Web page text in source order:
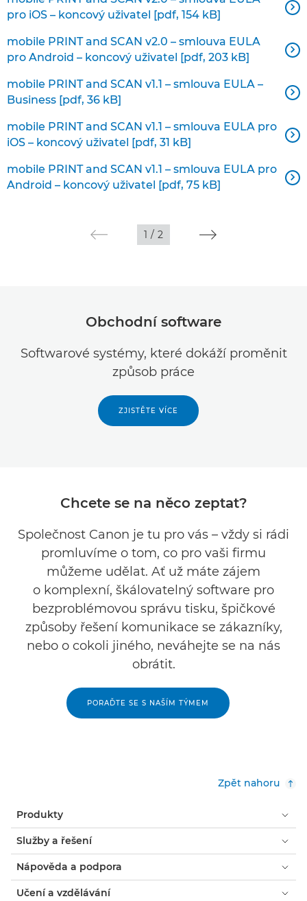
pro iOS – koncový uživatel [pdf, 154 kB]

mobile PRINT and SCAN v2.0 – smlouva EULA
pro Android – koncový uživatel [pdf, 203 kB]

mobile PRINT and SCAN v1.1 – smlouva EULA –
Business [pdf, 36 kB]

mobile PRINT and SCAN v1.1 – smlouva EULA pro
iOS – koncový uživatel [pdf, 31 kB]

mobile PRINT and SCAN v1.1 – smlouva EULA pro
Android – koncový uživatel [pdf, 75 kB]

1 / 2
Obchodní software
Softwarové systémy, které dokáží proměnit
způsob práce
ZJISTĚTE VÍCE
Chcete se na něco zeptat?
Společnost Canon je tu pro vás – vždy si rádi
promluvíme o tom, co pro vaši firmu
můžeme udělat. Ať už máte zájem
o komplexní, škálovatelný software pro
bezproblémovou správu tisku, špičkové
způsoby řešení komunikace se zákazníky,
nebo o cokoli jiného, neváhejte se na nás
obrátit.
PORAĎTE SE S NAŠÍM TÝMEM
Zpět nahoru
Produkty
Služby a řešení
Nápověda a podpora
Učení a vzdělávání